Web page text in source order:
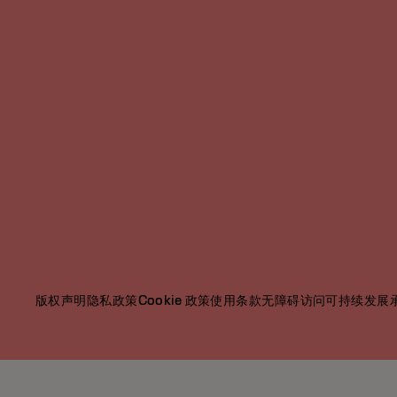
版权声明隐私政策Cookie 政策使用条款无障碍访问可持续发展